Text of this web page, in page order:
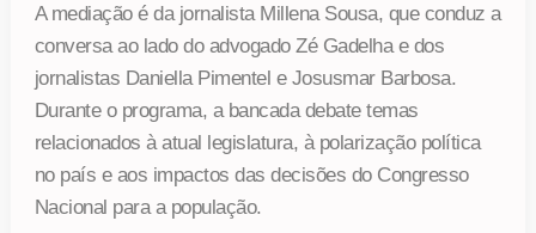
A mediação é da jornalista Millena Sousa, que conduz a
conversa ao lado do advogado Zé Gadelha e dos
jornalistas Daniella Pimentel e Josusmar Barbosa.
Durante o programa, a bancada debate temas
relacionados à atual legislatura, à polarização política
no país e aos impactos das decisões do Congresso
Nacional para a população.